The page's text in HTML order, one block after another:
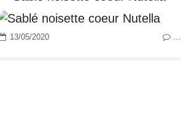
13/05/2020 …